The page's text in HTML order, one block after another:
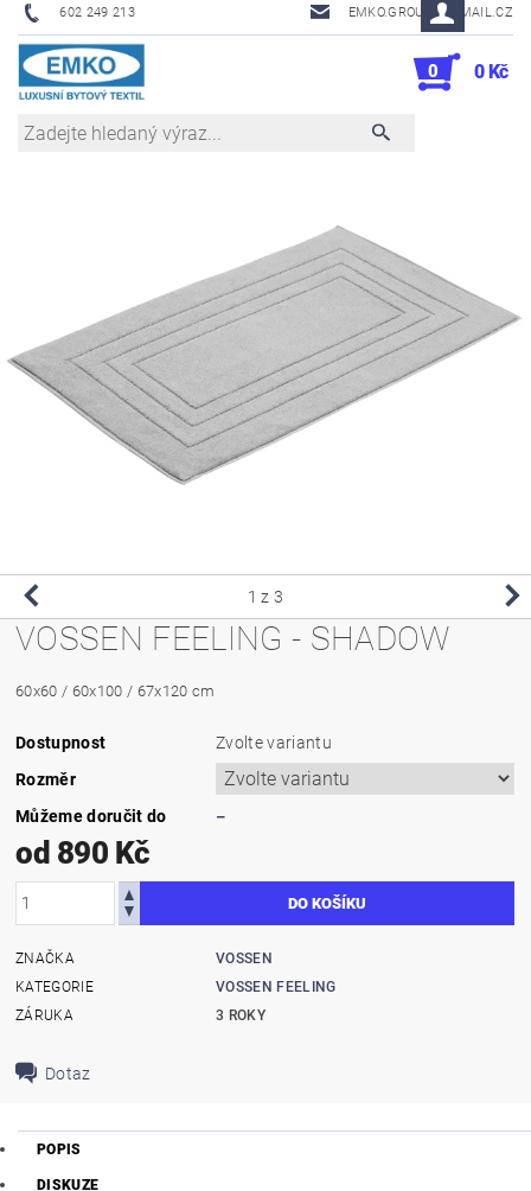
602 249 213 EMKO.GROUSL@EMAIL.CZ
0 0 Kč
1 z 3
VOSSEN FEELING - SHADOW
60x60 / 60x100 / 67x120 cm
Dostupnost
Zvolte variantu
Rozměr
Můžeme doručit do
–
od 890 Kč
ZNAČKA
VOSSEN
KATEGORIE
VOSSEN FEELING
ZÁRUKA
3 ROKY
Dotaz
POPIS
DISKUZE